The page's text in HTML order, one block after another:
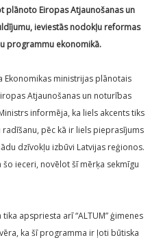
plānoto Eiropas Atjaunošanas un
ieviestās nodokļu reformas
programmu ekonomikā.
Ekonomikas ministrijas plānotais
Atjaunošanas un noturības
informēja, ka liels akcents tiks
pēc kā ir liels pieprasījums
dzīvokļu izbūvi Latvijas reģionos.
ieceri, novēlot šī mērķa sekmīgu
apspriesta arī “ALTUM” ģimenes
ka šī programma ir ļoti būtiska